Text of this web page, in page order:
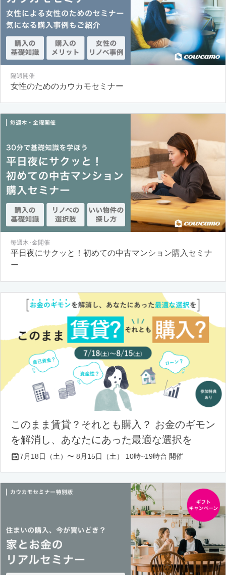
隔週開催
女性のためのカウカモセミナー
毎週木･金開催
平日夜にサクッと！初めての中古マンション購入セミナ
ー
このまま賃貸？それとも購入？ お金のギモン
を解消し、あなたにあった最適な選択を
7月18日（土）〜 8月15日（土） 10時~19時台 開催